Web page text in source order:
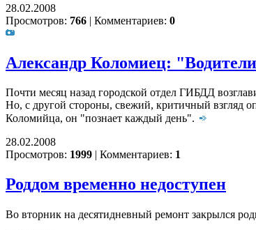
28.02.2008
Просмотров: 766 | Комментариев: 0
Александр Коломиец:
Почти месяц назад городской отдел ГИБДД
Но, с другой стороны, свежий, критичный взгляд
Коломийца, он "познает каждый день".
28.02.2008
Просмотров: 1999 | Комментариев: 1
Роддом временно недоступен
Во вторник на десятидневный ремонт закрылся